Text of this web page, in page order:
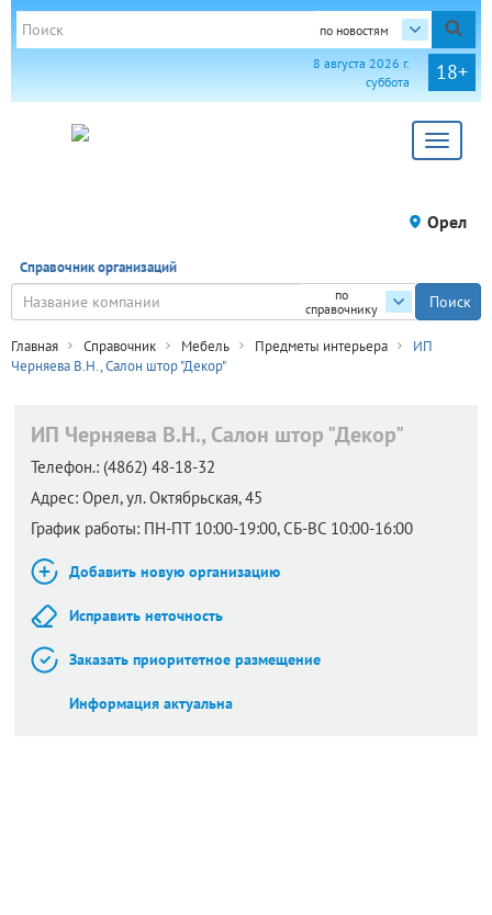
по новостям
18+
8 августа 2026 г.
суббота
Toggle
Орел
Справочник организаций
по
справочнику
Главная Справочник Мебель Предметы интерьера
ИП
Черняева В.Н., Салон штор "Декор"
ИП Черняева В.Н., Салон штор "Декор"
Телефон.: (4862) 48-18-32
Адрес: Орел,ул. Октябрьская, 45
График работы: ПН-ПТ 10:00-19:00, СБ-ВС 10:00-16:00
Добавить новую организацию
Исправить неточность
Заказать приоритетное размещение
Информация актуальна